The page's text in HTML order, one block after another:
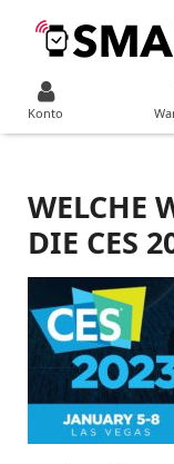
Konto
WELCHE
DIE CES